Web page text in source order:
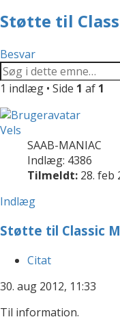
Støtte til
Besvar
1 indlæg • Side 1 af 1
Vels
SAAB-MANIAC
Indlæg: 4386
Tilmeldt: 28. feb
Indlæg
Støtte til Classic
Citat
30. aug 2012, 11:33
Til information.